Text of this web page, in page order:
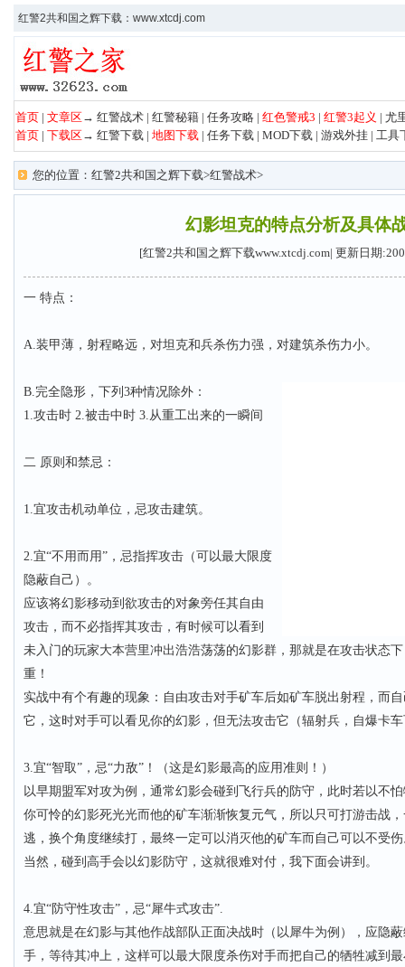
红警2共和国之辉下载：www.xtcdj.com
首页 | 文章区→ 红警战术 | 红警秘籍 | 任务攻略 | 红色警戒3 | 红警3起义 | 尤
首页 | 下载区→ 红警下载 | 地图下载 | 任务下载 | MOD下载 | 游戏外挂 | 工具
您的位置： 红警2共和国之辉下载>红警战术>
幻影坦克的特点分析及具体
[红警2共和国之辉下载www.xtcdj.com| 更新日期
一 特点：
A.装甲薄，射程略远，对坦克和兵杀伤力强，对建筑杀伤力小。
B.完全隐形，下列3种情况除外：
1.攻击时 2.被击中时 3.从重工出来的一瞬间
二 原则和禁忌：
1.宜攻击机动单位，忌攻击建筑。
2.宜“不用而用”，忌指挥攻击（可以最大限度
隐蔽自己）。
应该将幻影移动到欲攻击的对象旁任其自由
攻击，而不必指挥其攻击，有时候可以看到
未入门的玩家大本营里冲出浩浩荡荡的幻影群，那就是在攻击状态
重！
实战中有个有趣的现象：自由攻击对手矿车后如矿车脱出射程，而
它，这时对手可以看见你的幻影，但无法攻击它（辐射兵，自爆卡
3.宜“智取”，忌“力敌”！（这是幻影最高的应用准则！）
以早期盟军对攻为例，通常幻影会碰到飞行兵的防守，此时若以不
你可怜的幻影死光光而他的矿车渐渐恢复元气，所以只可打游击战
逃，换个角度继续打，最终一定可以消灭他的矿车而自己可以不受
当然，碰到高手会以幻影防守，这就很难对付，我下面会讲到。
4.宜“防守性攻击”，忌“犀牛式攻击”.
意思就是在幻影与其他作战部队正面决战时（以犀牛为例），应隐
手，等待其冲上，这样可以最大限度杀伤对手而把自己的牺牲减到